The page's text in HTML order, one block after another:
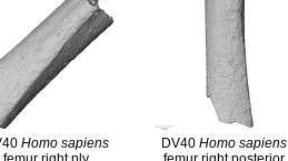
Homo sapiens
DV40Homo sapiens